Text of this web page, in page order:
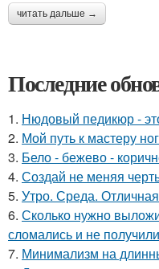
читать дальше →
Последние
1. Нюдовый педикюр -
2. Мой путь к мастеру
3. Бело - бежево -
4. Создай не меняя
5. Утро. Среда.
6. Сколько нужно
сломались и не
7. Минимализм на